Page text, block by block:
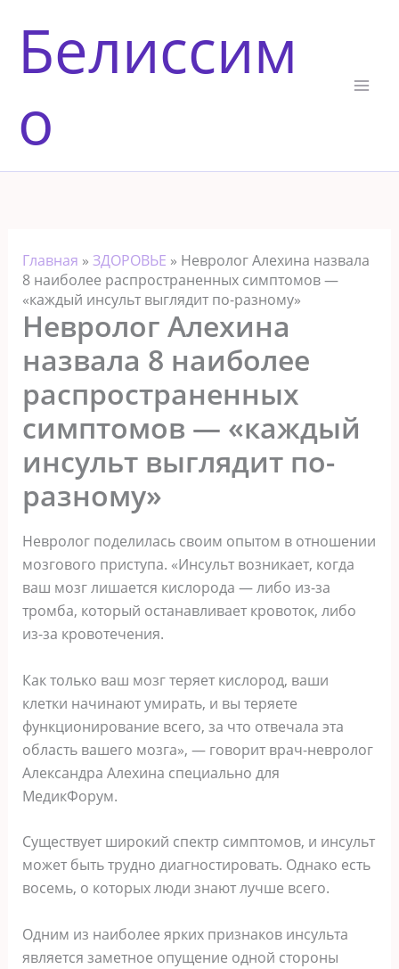
содержимому
Белиссим
о
Главная » ЗДОРОВЬЕ » Невролог Алехина назвала
8 наиболее распространенных симптомов —
«каждый инсульт выглядит по-разному»
Невролог Алехина
назвала 8 наиболее
распространенных
симптомов — «каждый
инсульт выглядит по-
разному»
Невролог поделилась своим опытом в отношении
мозгового приступа. «Инсульт возникает, когда
ваш мозг лишается кислорода — либо из-за
тромба, который останавливает кровоток, либо
из-за кровотечения.
Как только ваш мозг теряет кислород, ваши
клетки начинают умирать, и вы теряете
функционирование всего, за что отвечала эта
область вашего мозга», — говорит врач-невролог
Александра Алехина специально для
МедикФорум.
Существует широкий спектр симптомов, и инсульт
может быть трудно диагностировать. Однако есть
восемь, о которых люди знают лучше всего.
Одним из наиболее ярких признаков инсульта
является заметное опущение одной стороны